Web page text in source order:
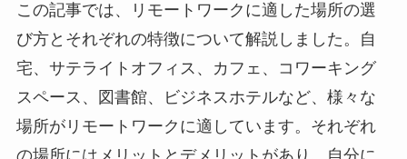
この記事では、リモートワークに適した場所の選
び方とそれぞれの特徴について解説しました。自
宅、サテライトオフィス、カフェ、コワーキング
スペース、図書館、ビジネスホテルなど、様々な
場所がリモートワークに適しています。それぞれ